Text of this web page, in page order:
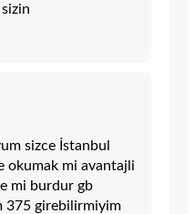
sizce İstanbul
okumak mi avantajli
mi burdur gb
375 girebilirmiyim